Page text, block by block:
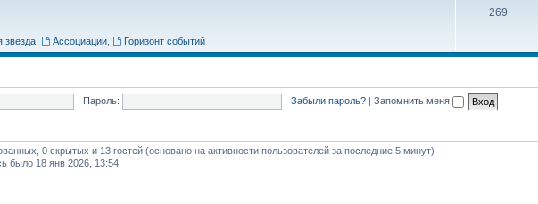
звезда, Ассоциации, Горизонт событий
269
Пароль: Забыли пароль? | Запомнить меня
0 скрытых и 13 гостей (основано на активности пользователей за последние 5 минут)
было 18 янв 2026, 13:54